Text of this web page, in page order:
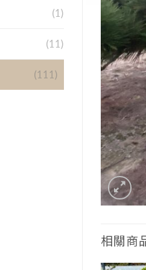
(1)
(11)
(111)
相關商